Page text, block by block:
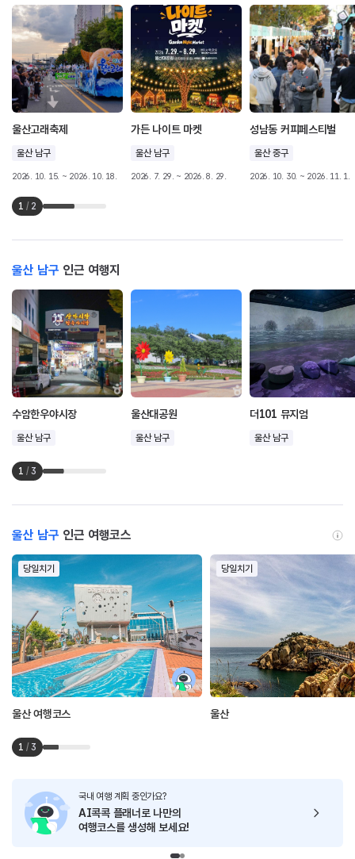
울산고래축제
울산 남구
2026. 10. 15. ~ 2026. 10. 18.
가든 나이트 마켓
울산 남구
2026. 7. 29. ~ 2026. 8. 29.
성남동 커피페스티벌
울산 중구
2026. 10. 30. ~ 2026. 11. 1.
1 / 2
울산 남구 인근 여행지
수암한우야시장
울산 남구
울산대공원
울산 남구
더101 뮤지엄
울산 남구
1 / 3
울산 남구 인근 여행코스
당일치기
울산 여행코스
당일치기
울산
1 / 3
국내 여행 계획 중인가요?
AI콕콕 플래너로 나만의
여행코스를 생성해 보세요!